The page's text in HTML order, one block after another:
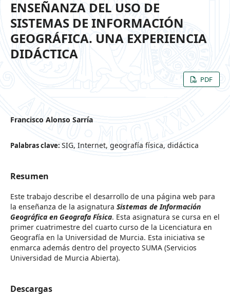
ENSEÑANZA DEL USO DE
SISTEMAS DE INFORMACIÓN
GEOGRÁFICA. UNA EXPERIENCIA
DIDÁCTICA
PDF
Francisco Alonso Sarría
Palabras clave: SIG, Internet, geografía física, didáctica
Resumen
Este trabajo describe el desarrollo de una página web para
la enseñanza de la asignatura Sistemas de Información
Geográfica en Geografa Física. Esta asignatura se cursa en el
primer cuatrimestre del cuarto curso de la Licenciatura en
Geografía en la Universidad de Murcia. Esta iniciativa se
enmarca además dentro del proyecto SUMA (Servicios
Universidad de Murcia Abierta).
Descargas